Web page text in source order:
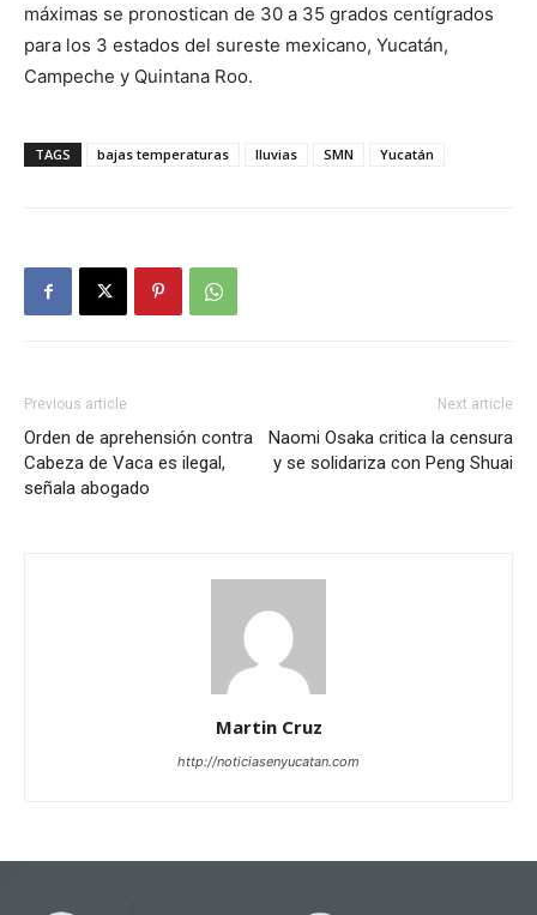
máximas se pronostican de 30 a 35 grados centígrados
para los 3 estados del sureste mexicano, Yucatán,
Campeche y Quintana Roo.
TAGS bajas temperaturas lluvias SMN Yucatán
Previous article
Orden de aprehensión contra
Cabeza de Vaca es ilegal,
señala abogado
Next article
Naomi Osaka critica la censura
y se solidariza con Peng Shuai
Martin Cruz
http://noticiasenyucatan.com